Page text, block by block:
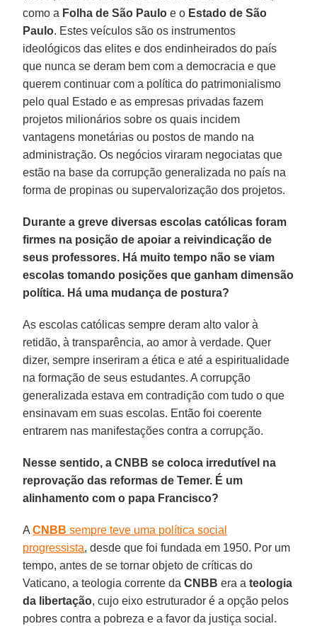
como a Folha de São Paulo e o Estado de São
Paulo. Estes veículos são os instrumentos
ideológicos das elites e dos endinheirados do país
que nunca se deram bem com a democracia e que
querem continuar com a política do patrimonialismo
pelo qual Estado e as empresas privadas fazem
projetos milionários sobre os quais incidem
vantagens monetárias ou postos de mando na
administração. Os negócios viraram negociatas que
estão na base da corrupção generalizada no país na
forma de propinas ou supervalorização dos projetos.
Durante a greve diversas escolas católicas foram
firmes na posição de apoiar a reivindicação de
seus professores. Há muito tempo não se viam
escolas tomando posições que ganham dimensão
política. Há uma mudança de postura?
As escolas católicas sempre deram alto valor à
retidão, à transparência, ao amor à verdade. Quer
dizer, sempre inseriram a ética e até a espiritualidade
na formação de seus estudantes. A corrupção
generalizada estava em contradição com tudo o que
ensinavam em suas escolas. Então foi coerente
entrarem nas manifestações contra a corrupção.
Nesse sentido, a CNBB se coloca irredutível na
reprovação das reformas de Temer. É um
alinhamento com o papa Francisco?
ACNBB sempre teve uma política social
progressista, desde que foi fundada em 1950. Por um
tempo, antes de se tornar objeto de críticas do
Vaticano, a teologia corrente daCNBB era ateologia
da libertação, cujo eixo estruturador é a opção pelos
pobres contra a pobreza e a favor da justiça social.